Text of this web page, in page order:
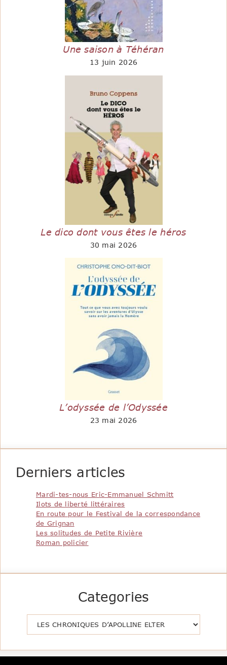
Une saison à Téhéran
13 juin 2026
Le dico dont vous êtes le héros
30 mai 2026
L’odyssée de l’Odyssée
23 mai 2026
Derniers articles
Mardi-tes-nous Eric-Emmanuel Schmitt
Ilots de liberté littéraires
En route pour le Festival de la correspondance
de Grignan
Les solitudes de Petite Rivière
Roman policier
Categories